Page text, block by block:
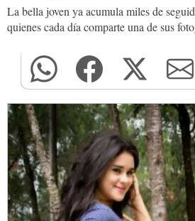
La bella joven ya acumula miles de
quienes cada día comparte una de sus